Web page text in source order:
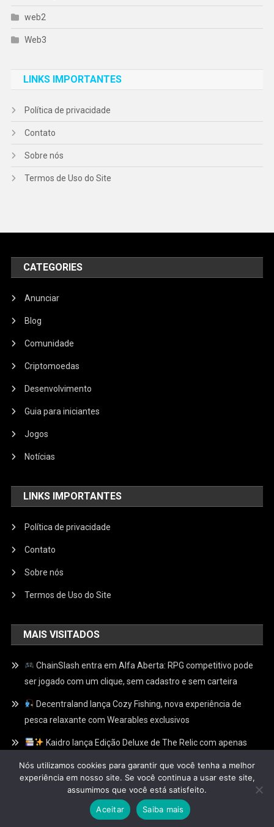
web2
Web3
LINKS IMPORTANTES
Política de privacidade
Contato
Sobre nós
Termos de Uso do Site
CATEGORIES
Anunciar
Blog
Comunidade
Criptomoedas
Desenvolvimento
Guia para iniciantes
Jogos
Notícias
LINKS IMPORTANTES
Política de privacidade
Contato
Sobre nós
Termos de Uso do Site
MAIS VISITADOS
ChainSlash entra em Alfa Aberta: RPG competitivo pode
ser jogado com um clique, sem cadastro e sem carteira
Decentraland lança Cozy Fishing, nova experiência de
pesca relaxante com Wearables exclusivos
Kaidro lança Edição Deluxe de The Relic com apenas
exclusivas no Web3
Fliperamaweb3| Theme: News Portal by Mystery Themes
Nós utilizamos cookies para garantir que você tenha a melhor
experiência em nosso site. Se você continua a usar este site,
assumimos que você está satisfeito.
Aceitar
Saiba mais